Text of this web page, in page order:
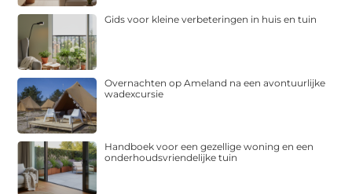
Gids voor kleine verbeteringen in huis en tuin
Overnachten op Ameland na een avontuurlijke
wadexcursie
Handboek voor een gezellige woning en een
onderhoudsvriendelijke tuin